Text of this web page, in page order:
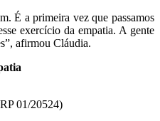
É a primeira vez que passamos
exercício da empatia. A gente
afirmou Cláudia.
01/20524)